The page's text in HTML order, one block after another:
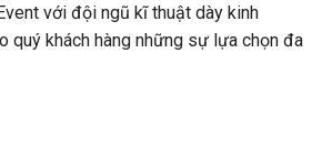
với đội ngũ kĩ thuật dày kinh
quý khách hàng những sự lựa chọn đa